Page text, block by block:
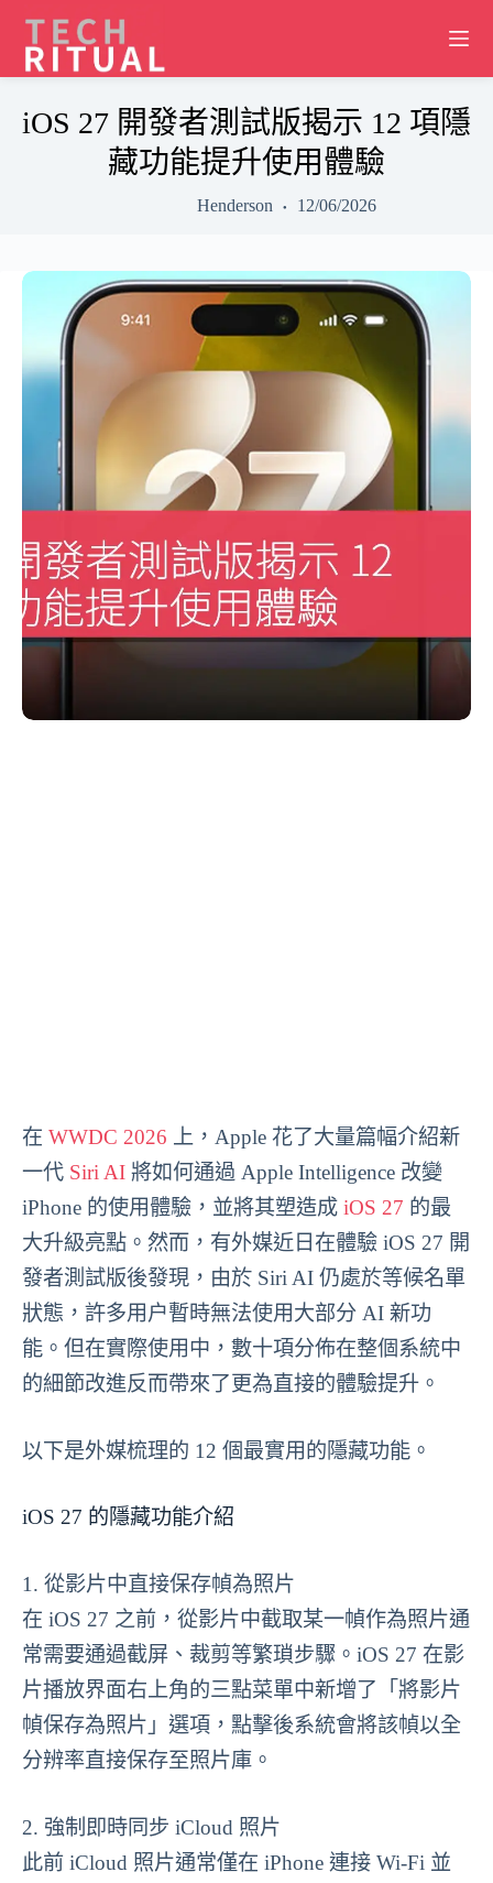
content
iOS 27 開發者測試版揭示 12 項隱
藏功能提升使用體驗
Henderson 12/06/2026
在 WWDC 2026 上，Apple 花了大量篇幅介紹新
一代 Siri AI 將如何通過 Apple Intelligence 改變
iPhone 的使用體驗，並將其塑造成 iOS 27 的最
大升級亮點。然而，有外媒近日在體驗 iOS 27 開
發者測試版後發現，由於 Siri AI 仍處於等候名單
狀態，許多用户暫時無法使用大部分 AI 新功
能。但在實際使用中，數十項分佈在整個系統中
的細節改進反而帶來了更為直接的體驗提升。
以下是外媒梳理的 12 個最實用的隱藏功能。
iOS 27 的隱藏功能介紹
1. 從影片中直接保存幀為照片
在 iOS 27 之前，從影片中截取某一幀作為照片通
常需要通過截屏、裁剪等繁瑣步驟。iOS 27 在影
片播放界面右上角的三點菜單中新增了「將影片
幀保存為照片」選項，點擊後系統會將該幀以全
分辨率直接保存至照片庫。
2. 強制即時同步 iCloud 照片
此前 iCloud 照片通常僅在 iPhone 連接 Wi-Fi 並